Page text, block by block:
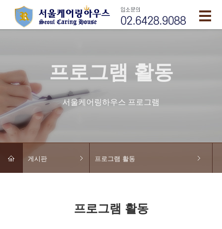
프로그램 활동
서울케어링하우스 프로그램
게시판 프로그램 활동
프로그램 활동